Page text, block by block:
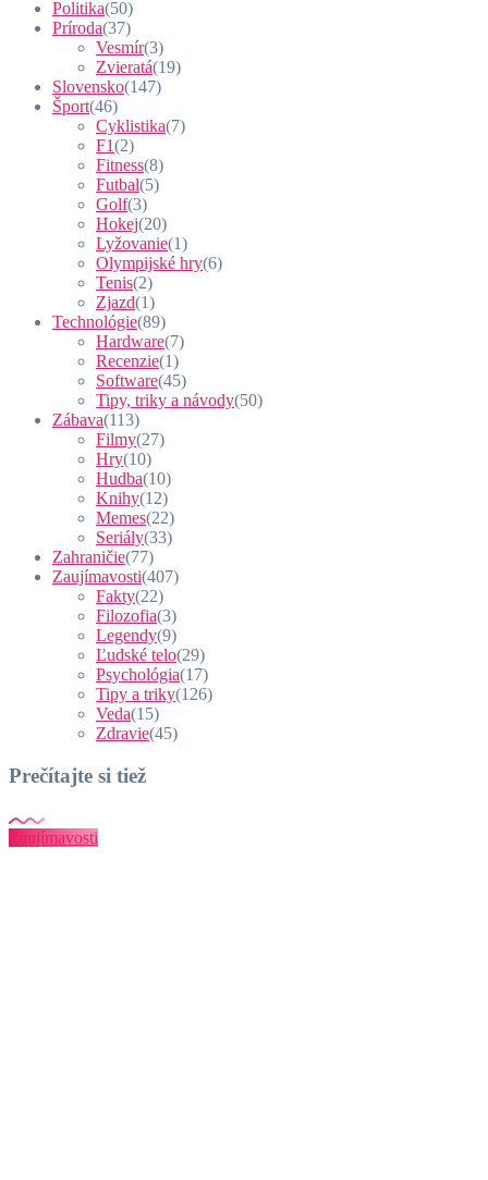
Politika(50)
Príroda(37)
Vesmír(3)
Zvieratá(19)
Slovensko(147)
Šport(46)
Cyklistika(7)
F1(2)
Fitness(8)
Futbal(5)
Golf(3)
Hokej(20)
Lyžovanie(1)
Olympijské hry(6)
Tenis(2)
Zjazd(1)
Technológie(89)
Hardware(7)
Recenzie(1)
Software(45)
Tipy, triky a návody(50)
Zábava(113)
Filmy(27)
Hry(10)
Hudba(10)
Knihy(12)
Memes(22)
Seriály(33)
Zahraničie(77)
Zaujímavosti(407)
Fakty(22)
Filozofia(3)
Legendy(9)
Ľudské telo(29)
Psychológia(17)
Tipy a triky(126)
Veda(15)
Zdravie(45)
Prečítajte si tiež
Zaujímavosti